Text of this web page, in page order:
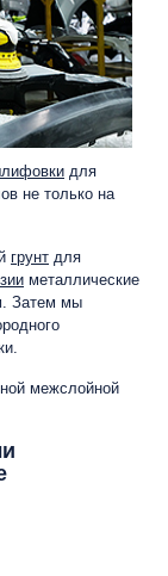
для
не только на
грунт для
металлические
Затем мы
межслойной